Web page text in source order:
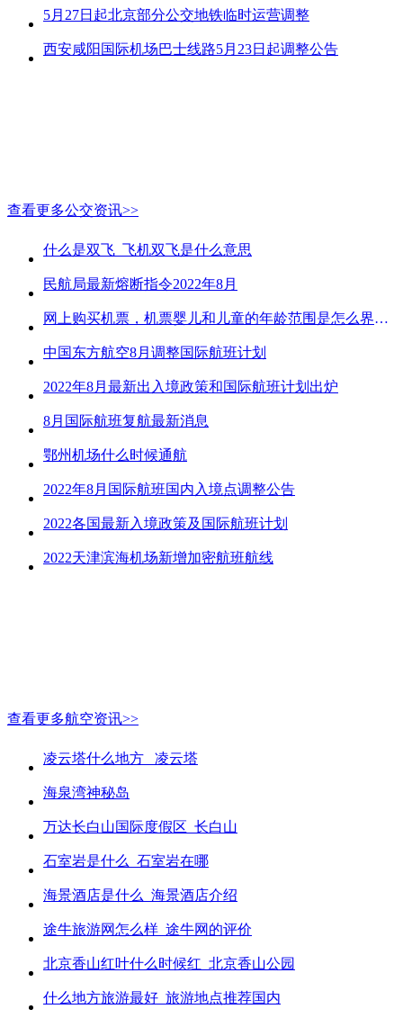
5月27日起北京部分公交地铁临时运营调整
西安咸阳国际机场巴士线路5月23日起调整公告
查看更多公交资讯>>
什么是双飞_飞机双飞是什么意思
民航局最新熔断指令2022年8月
网上购买机票，机票婴儿和儿童的年龄范围是怎么界定的？
中国东方航空8月调整国际航班计划
2022年8月最新出入境政策和国际航班计划出炉
8月国际航班复航最新消息
鄂州机场什么时候通航
2022年8月国际航班国内入境点调整公告
2022各国最新入境政策及国际航班计划
2022天津滨海机场新增加密航班航线
查看更多航空资讯>>
凌云塔什么地方_ 凌云塔
海泉湾神秘岛
万达长白山国际度假区_长白山
石室岩是什么_石室岩在哪
海景酒店是什么_海景酒店介绍
途牛旅游网怎么样_途牛网的评价
北京香山红叶什么时候红_北京香山公园
什么地方旅游最好_旅游地点推荐国内